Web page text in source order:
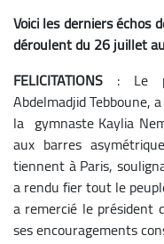
Voici les derniers échos
déroulent du 26 juillet
FELICITATIONS : Le
Abdelmadjid Tebboune,
la gymnaste Kaylia
aux barres
tiennent à Paris,
a rendu fier tout le
a remercié le président
ses encouragements